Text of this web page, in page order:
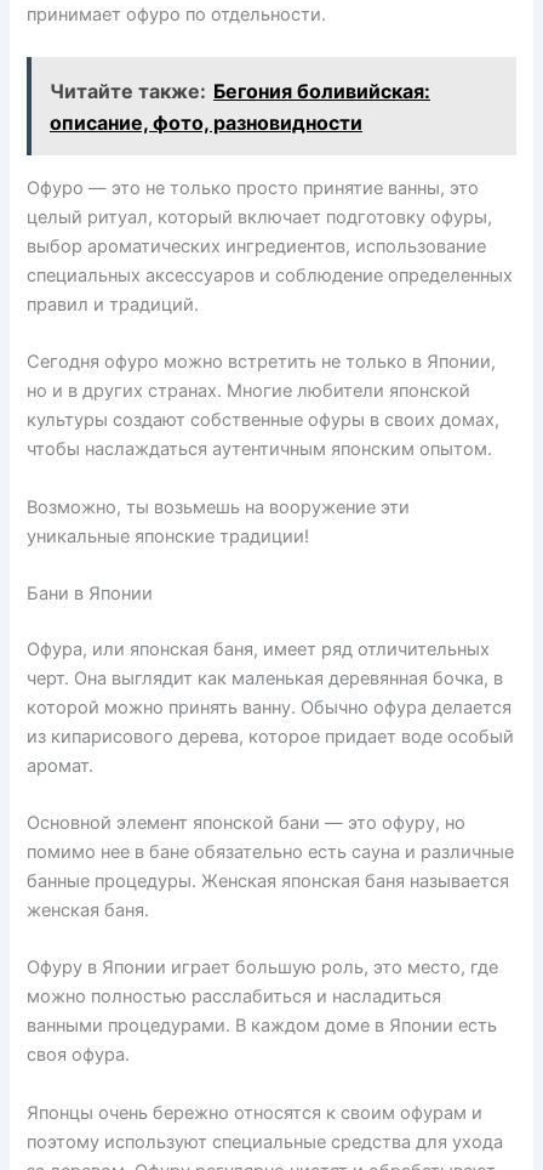
принимает офуро по отдельности.
Читайте также: Бегония боливийская:
описание, фото, разновидности
Офуро — это не только просто принятие ванны, это
целый ритуал, который включает подготовку офуры,
выбор ароматических ингредиентов, использование
специальных аксессуаров и соблюдение определенных
правил и традиций.
Сегодня офуро можно встретить не только в Японии,
но и в других странах. Многие любители японской
культуры создают собственные офуры в своих домах,
чтобы наслаждаться аутентичным японским опытом.
Возможно, ты возьмешь на вооружение эти
уникальные японские традиции!
Бани в Японии
Офура, или японская баня, имеет ряд отличительных
черт. Она выглядит как маленькая деревянная бочка, в
которой можно принять ванну. Обычно офура делается
из кипарисового дерева, которое придает воде особый
аромат.
Основной элемент японской бани — это офуру, но
помимо нее в бане обязательно есть сауна и различные
банные процедуры. Женская японская баня называется
женская баня.
Офуру в Японии играет большую роль, это место, где
можно полностью расслабиться и насладиться
ванными процедурами. В каждом доме в Японии есть
своя офура.
Японцы очень бережно относятся к своим офурам и
поэтому используют специальные средства для ухода